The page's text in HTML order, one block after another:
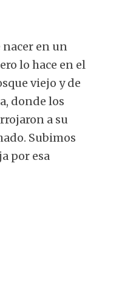
en un
lo hace en el
viejo y de
donde los
a su
Subimos
por esa